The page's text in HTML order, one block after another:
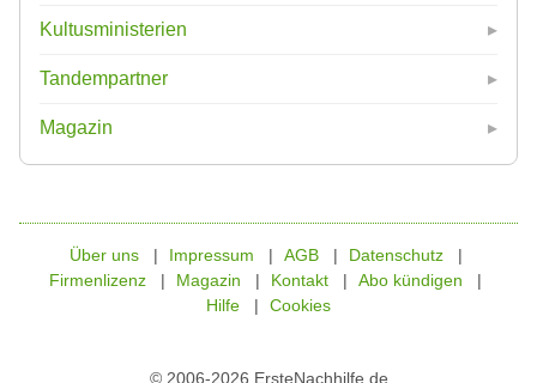
Kultusministerien
Tandempartner
Magazin
© 2006-2026 ErsteNachhilfe.de
Über uns Impressum AGB
Datenschutz
Firmenlizenz
Magazin Kontakt
Abo kündigen
Hilfe
Cookies